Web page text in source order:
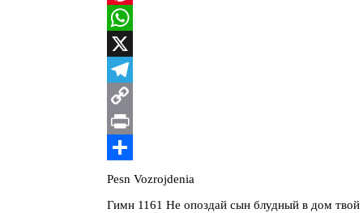
Pinterest
WhatsApp
X
Telegram
Copy
Link
Print
Отправить
Pesn Vozrojdenia
Гимн 1161 Не опоздай сын блудный в дом твой